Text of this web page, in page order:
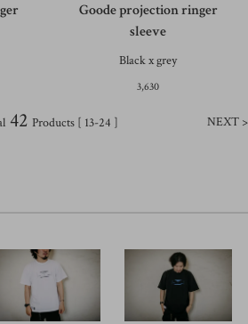
Goode projection ringer
sleeve
Black x grey
3,630
NEXT >
42 Products [ 13-24 ]